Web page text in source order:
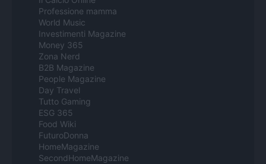
Professione mamma
World Music
Investimenti Magazine
Money 365
Zona Nerd
B2B Magazine
People Magazine
Day Travel
Tutto Gaming
ESG 365
Food Wiki
FuturoDonna
HomeMagazine
SecondHomeMagazine